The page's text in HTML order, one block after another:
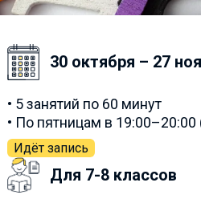
30 октября – 27
• 5 занятий по 60 минут
• По пятницам в 19:00–20:00
Идёт запись
Для 7-8 классов